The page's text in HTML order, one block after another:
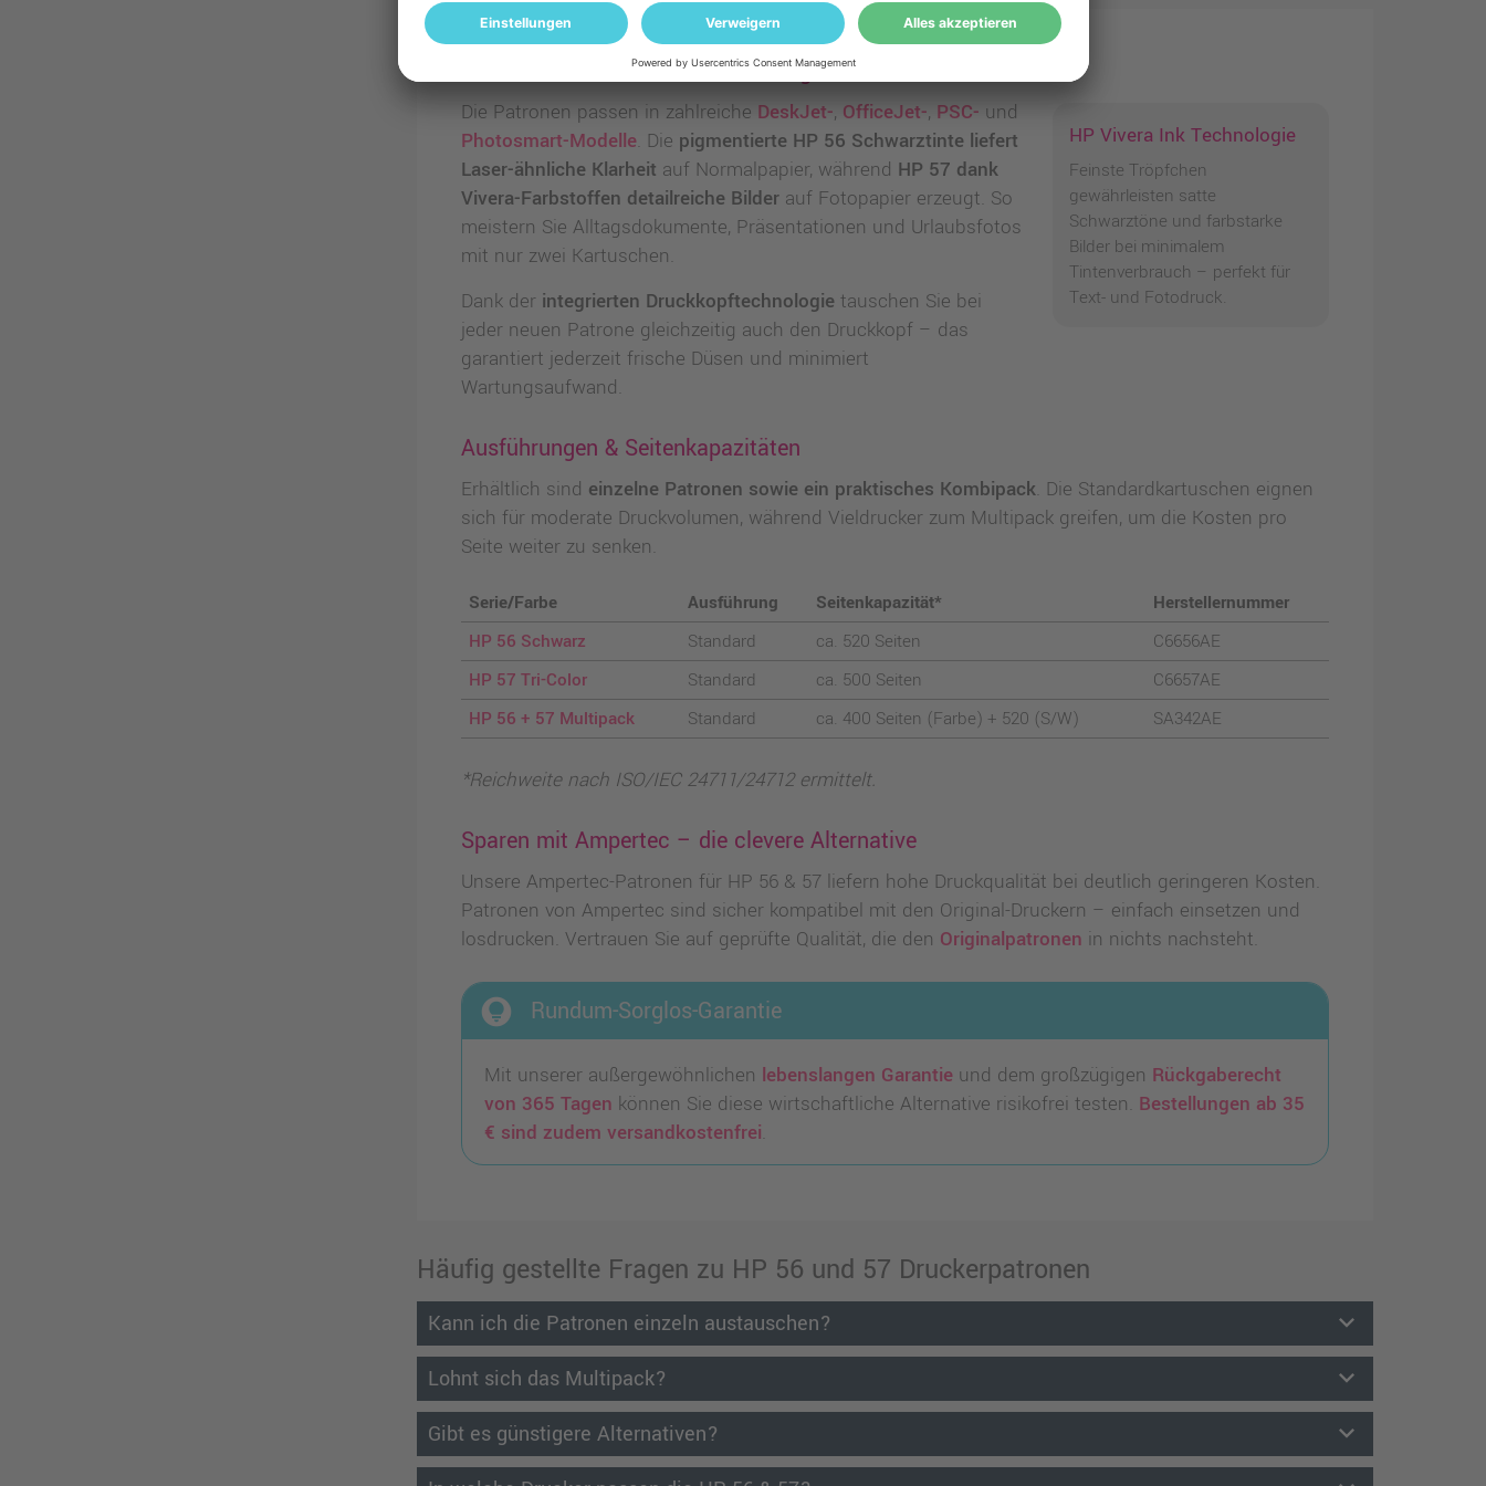
HP 56 / 57 – Qualität, die überzeugt
HP Vivera Ink Technologie
Feinste Tröpfchen
gewährleisten satte
Schwarztöne und farbstarke
Bilder bei minimalem
Tintenverbrauch – perfekt für
Text- und Fotodruck.
Die Patronen passen in zahlreiche DeskJet-, OfficeJet-, PSC- und
Photosmart-Modelle. Die pigmentierte HP 56 Schwarztinte liefert
Laser-ähnliche Klarheit auf Normalpapier, während HP 57 dank
Vivera-Farbstoffen detailreiche Bilder auf Fotopapier erzeugt. So
meistern Sie Alltagsdokumente, Präsentationen und Urlaubsfotos
mit nur zwei Kartuschen.
Dank der integrierten Druckkopftechnologie tauschen Sie bei
jeder neuen Patrone gleichzeitig auch den Druckkopf – das
garantiert jederzeit frische Düsen und minimiert
Wartungsaufwand.
Ausführungen & Seitenkapazitäten
Erhältlich sind einzelne Patronen sowie ein praktisches Kombipack. Die Standardkartuschen eignen
sich für moderate Druckvolumen, während Vieldrucker zum Multipack greifen, um die Kosten pro
Seite weiter zu senken.
Serie/Farbe Ausführung Seitenkapazität*
Herstellernummer
HP 56 Schwarz
Standard ca. 520 Seiten
C6656AE
HP 57 Tri-Color
Standard ca. 500 Seiten
C6657AE
HP 56 + 57 Multipack
Standard ca. 400 Seiten (Farbe) + 520 (S/W) SA342AE
*Reichweite nach ISO/IEC 24711/24712 ermittelt.
Sparen mit Ampertec – die clevere Alternative
Unsere Ampertec-Patronen für HP 56 & 57 liefern hohe Druckqualität bei deutlich geringeren Kosten.
Patronen von Ampertec sind sicher kompatibel mit den Original-Druckern – einfach einsetzen und
losdrucken. Vertrauen Sie auf geprüfte Qualität, die den Originalpatronen in nichts nachsteht.
lightbulb_circle Rundum-Sorglos-Garantie
Mit unserer außergewöhnlichen lebenslangen Garantie und dem großzügigen Rückgaberecht
von 365 Tagen können Sie diese wirtschaftliche Alternative risikofrei testen. Bestellungen ab 35
€ sind zudem versandkostenfrei.
Häufig gestellte Fragen zu HP 56 und 57 Druckerpatronen
Kann ich die Patronen einzeln austauschen? keyboard_arrow_down
Lohnt sich das Multipack? keyboard_arrow_down
Gibt es günstigere Alternativen? keyboard_arrow_down